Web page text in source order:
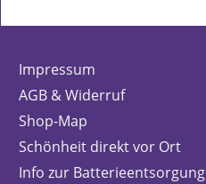
Impressum
AGB & Widerruf
Shop-Map
Schönheit direkt vor Ort
Info zur Batterieentsorgung